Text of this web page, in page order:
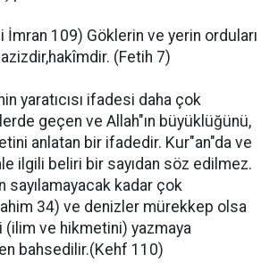
i İmran 109) Göklerin ve yerin orduları
(Fetih 7)
yaratıcısı ifadesi daha çok
geçen ve Allah"ın büyüklüğünü,
anlatan bir ifadedir. Kur"an"da ve
ilgili beliri bir sayıdan söz edilmez.
sayılamayacak kadar çok
34) ve denizler mürekkep olsa
(ilim ve hikmetini) yazmaya
bahsedilir.(Kehf 110)